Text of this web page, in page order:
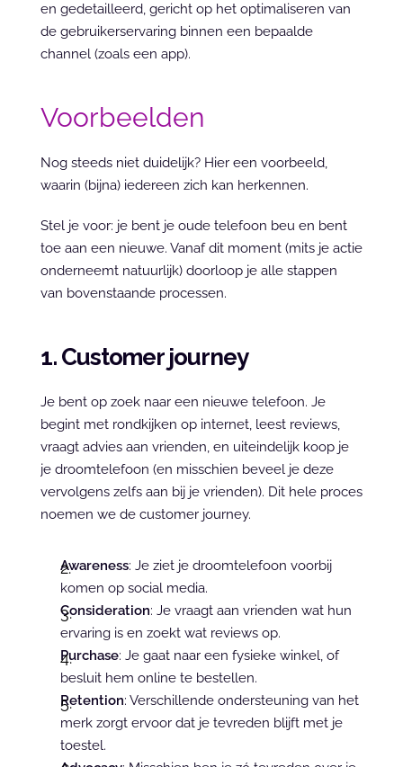
en gedetailleerd, gericht op het optimaliseren van
de gebruikerservaring binnen een bepaalde
channel (zoals een app).
Voorbeelden
Nog steeds niet duidelijk? Hier een voorbeeld,
waarin (bijna) iedereen zich kan herkennen.
Stel je voor: je bent je oude telefoon beu en bent
toe aan een nieuwe. Vanaf dit moment (mits je actie
onderneemt natuurlijk) doorloop je alle stappen
van bovenstaande processen.
1. Customer journey
Je bent op zoek naar een nieuwe telefoon. Je
begint met rondkijken op internet, leest reviews,
vraagt advies aan vrienden, en uiteindelijk koop je
je droomtelefoon (en misschien beveel je deze
vervolgens zelfs aan bij je vrienden). Dit hele proces
noemen we de customer journey.
Awareness: Je ziet je droomtelefoon voorbij
komen op social media.
Consideration: Je vraagt aan vrienden wat hun
ervaring is en zoekt wat reviews op.
Purchase: Je gaat naar een fysieke winkel, of
besluit hem online te bestellen.
Retention: Verschillende ondersteuning van het
merk zorgt ervoor dat je tevreden blijft met je
toestel.